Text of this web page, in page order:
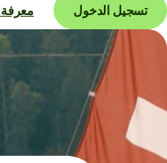
تسجيل الدخول معرفة